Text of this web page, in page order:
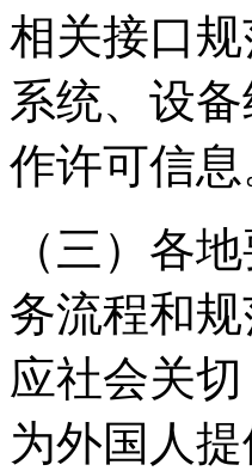
相关接口
系统、设
作许可信息
（三）各
务流程和
应社会关
为外国人